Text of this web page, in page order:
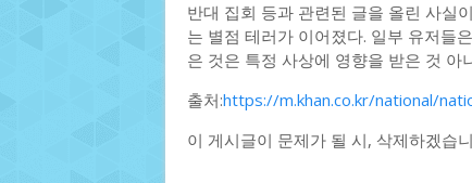
반대 집회 등과 관련된 글을 올린 사실
는 별점 테러가 이어졌다. 일부 유저들
은 것은 특정 사상에 영향을 받은 것 아
출처:https://m.khan.co.kr/national/
이 게시글이 문제가 될 시, 삭제하겠습